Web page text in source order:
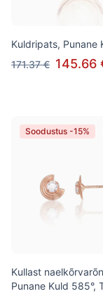
Kuldripats, Punane
171.37 € 145.66
Soodustus -15%
Kullast
Punane Kuld 585°,